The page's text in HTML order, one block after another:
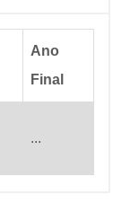
Ano
Final
...